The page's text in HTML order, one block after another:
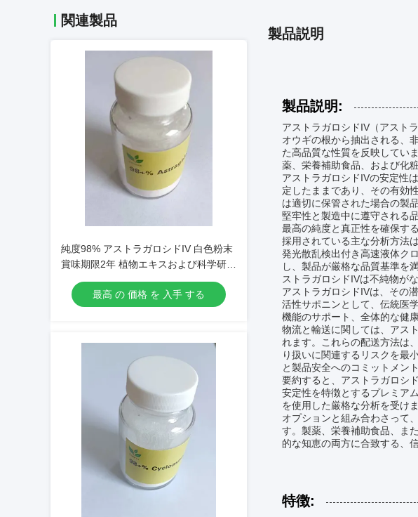
関連製品
純度98% アストラガロシドIV 白色粉末
賞味期限2年 植物エキスおよび科学研究
に応用
最高 の 価格 を 入手 する
製品説明
製品説明:
アストラガロシドIV（アスト
オウギの根から抽出される、
た高品質な性質を反映してい
薬、栄養補助食品、および化
アストラガロシドIVの安定性
定したままであり、その有効
は適切に保管された場合の製
堅牢性と製造中に遵守される
最高の純度と真正性を確保す
採用されている主な分析方法
発光散乱検出付き高速液体ク
し、製品が厳格な品質基準を
ストラガロシドIVは不純物が
アストラガロシドIVは、その
活性サポニンとして、伝統医
機能のサポート、全体的な健
物流と輸送に関しては、アス
れます。これらの配送方法は
り扱いに関連するリスクを最
と製品安全へのコミットメン
要約すると、アストラガロシ
安定性を特徴とするプレミア
を使用した厳格な分析を受け
オプションと組み合わさって
す。製薬、栄養補助食品、ま
的な知恵の両方に合致する、
特徴: